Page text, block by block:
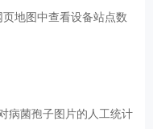
地图中查看设备站点数
病菌孢子图片的人工统计